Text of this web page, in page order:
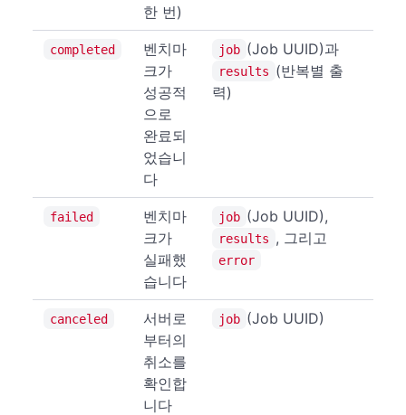
한 번)
completed
벤치마
크가
성공적
으로
완료되
었습니
다
job (Job UUID)과
results (반복별 출
력)
failed
벤치마
크가
실패했
습니다
job (Job UUID),
results , 그리고
error
canceled
서버로
부터의
취소를
확인합
니다
job (Job UUID)